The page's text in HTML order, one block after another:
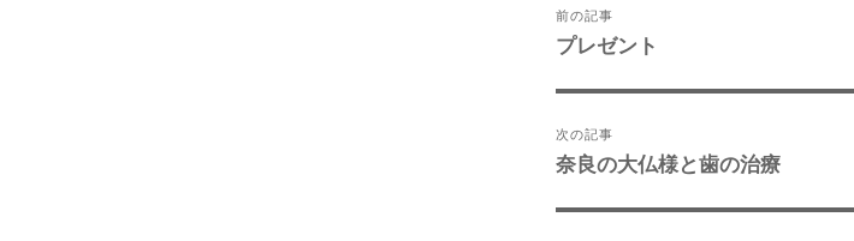
稿
ナ
ビ
ゲ
シ
ョ
前の記事
前
投
プレゼント
次の記事
次
投
奈良の大仏様と歯の治療